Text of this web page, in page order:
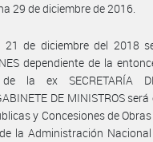
29 de diciembre de 2016.
de diciembre del 2018
dependiente de la
de la ex SECRETARÍA
DE MINISTROS
y Concesiones de
la Administración